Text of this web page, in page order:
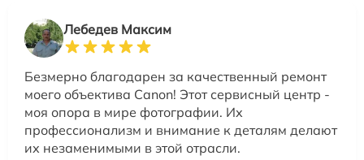
Лебедев Максим
Безмерно благодарен за качественный ремонт
моего объектива Canon! Этот сервисный центр -
моя опора в мире фотографии. Их
профессионализм и внимание к деталям делают
их незаменимыми в этой отрасли.